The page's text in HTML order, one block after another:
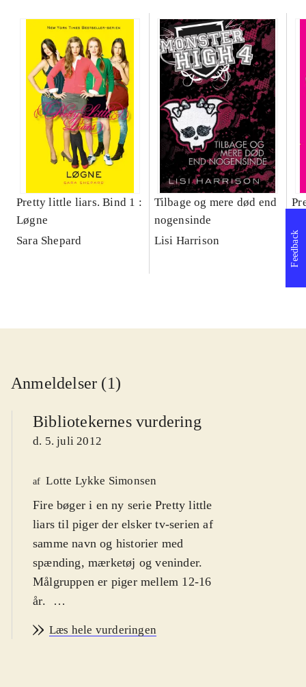
Pretty little liars. Bind 1 :
Løgne
Sara Shepard
Tilbage og mere død end
nogensinde
Lisi Harrison
Anmeldelser (1)
Bibliotekernes vurdering
d. 5. juli 2012
af Lotte Lykke Simonsen
Fire bøger i en ny serie Pretty little
liars til piger der elsker tv-serien af
samme navn og historier med
spænding, mærketøj og veninder.
Målgruppen er piger mellem 12-16
år.
og der er lavet en meget populær tv-
Læs hele vurderingen
Feedback